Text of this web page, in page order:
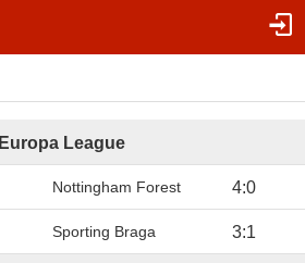
Europa League
Nottingham Forest 4:0
Sporting Braga 3:1